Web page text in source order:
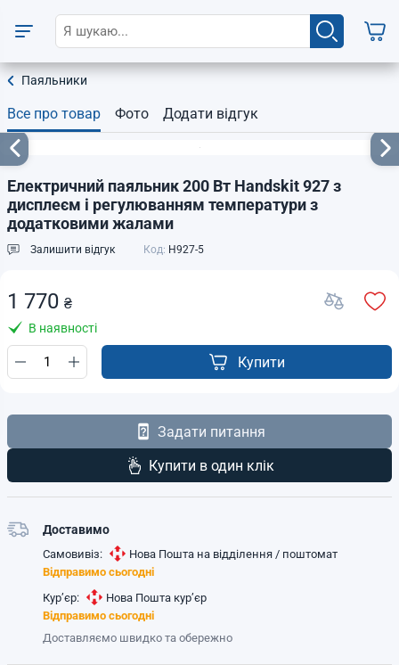
Паяльники
Все про товар Фото Додати відгук
Електричний паяльник 200 Вт Handskit 927 з
дисплеєм і регулюванням температури з
додатковими жалами
Залишити відгук Код: H927-5
1 770 ₴
В наявності
Купити
Задати питання
Купити в один клік
Доставимо
Самовивіз:
Нова Пошта на відділення / поштомат
Відправимо сьогодні
Кур’єр:
Нова Пошта кур’єр
Відправимо сьогодні
Доставляємо швидко та обережно